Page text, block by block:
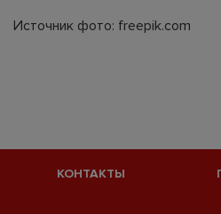
Источник фото: freepik.com
КОНТАКТЫ